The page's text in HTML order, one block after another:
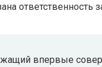
ответственность
впервые